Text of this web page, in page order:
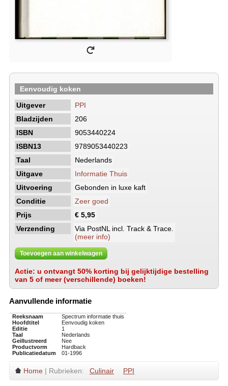
Eenvoudig koken
Uitgever
PPI
Bladzijden
206
ISBN
9053440224
ISBN13
9789053440223
Taal
Nederlands
Uitgave
Informatie Thuis
Uitvoering
Gebonden in luxe kaft
Conditie
Zeer goed
Prijs
€ 5,95
Verzending
Via PostNL incl. Track & Trace.
(meer info)
Toevoegen aan winkelwagen
Actie: u ontvangt 50% korting bij gelijktijdige bestelling
van 5 of meer (verschillende) boeken!
Aanvullende informatie
Reeksnaam
Spectrum informatie thuis
Hoofdtitel
Eenvoudig koken
Editie
1
Taal
Nederlands
Geillustreerd
Nee
Productvorm
Hardback
Publicatiedatum
01-1996
Home | Rubrieken: Culinair PPI